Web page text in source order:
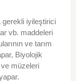
gerekli iyileştirici
vb. maddeleri
ve tarım
Biyolojik
ve müzeleri